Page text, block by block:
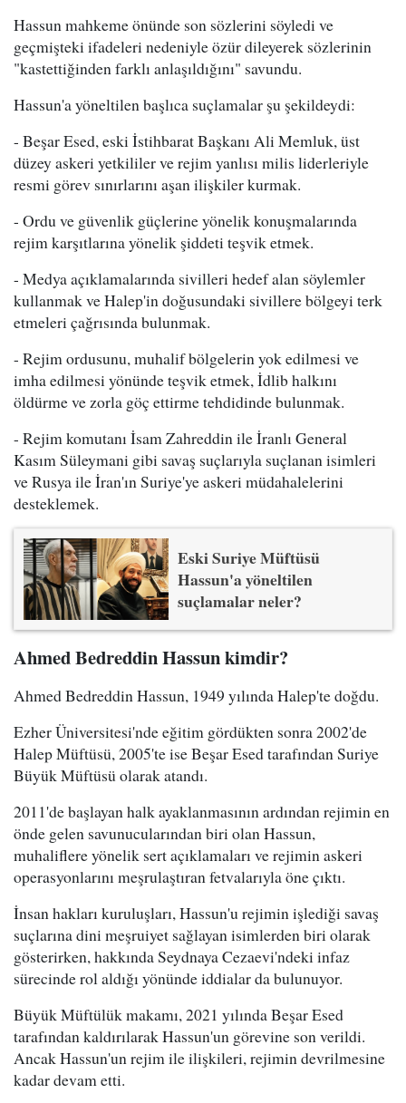
Hassun mahkeme önünde son sözlerini söyledi ve
geçmişteki ifadeleri nedeniyle özür dileyerek sözlerinin
"kastettiğinden farklı anlaşıldığını" savundu.
Hassun'a yöneltilen başlıca suçlamalar şu şekildeydi:
- Beşar Esed, eski İstihbarat Başkanı Ali Memluk, üst
düzey askeri yetkililer ve rejim yanlısı milis liderleriyle
resmi görev sınırlarını aşan ilişkiler kurmak.
- Ordu ve güvenlik güçlerine yönelik konuşmalarında
rejim karşıtlarına yönelik şiddeti teşvik etmek.
- Medya açıklamalarında sivilleri hedef alan söylemler
kullanmak ve Halep'in doğusundaki sivillere bölgeyi terk
etmeleri çağrısında bulunmak.
- Rejim ordusunu, muhalif bölgelerin yok edilmesi ve
imha edilmesi yönünde teşvik etmek, İdlib halkını
öldürme ve zorla göç ettirme tehdidinde bulunmak.
- Rejim komutanı İsam Zahreddin ile İranlı General
Kasım Süleymani gibi savaş suçlarıyla suçlanan isimleri
ve Rusya ile İran'ın Suriye'ye askeri müdahalelerini
desteklemek.
Eski Suriye Müftüsü
Hassun'a yöneltilen
suçlamalar neler?
Ahmed Bedreddin Hassun kimdir?
Ahmed Bedreddin Hassun, 1949 yılında Halep'te doğdu.
Ezher Üniversitesi'nde eğitim gördükten sonra 2002'de
Halep Müftüsü, 2005'te ise Beşar Esed tarafından Suriye
Büyük Müftüsü olarak atandı.
2011'de başlayan halk ayaklanmasının ardından rejimin en
önde gelen savunucularından biri olan Hassun,
muhaliflere yönelik sert açıklamaları ve rejimin askeri
operasyonlarını meşrulaştıran fetvalarıyla öne çıktı.
İnsan hakları kuruluşları, Hassun'u rejimin işlediği savaş
suçlarına dini meşruiyet sağlayan isimlerden biri olarak
gösterirken, hakkında Seydnaya Cezaevi'ndeki infaz
sürecinde rol aldığı yönünde iddialar da bulunuyor.
Büyük Müftülük makamı, 2021 yılında Beşar Esed
tarafından kaldırılarak Hassun'un görevine son verildi.
Ancak Hassun'un rejim ile ilişkileri, rejimin devrilmesine
kadar devam etti.